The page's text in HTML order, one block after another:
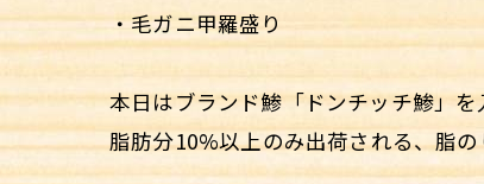
・毛ガニ甲羅盛り
本日はブランド鯵「ドンチッチ鯵」
脂肪分10%以上のみ出荷される、脂